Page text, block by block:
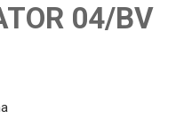
04/BV